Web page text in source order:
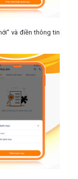
và điền thông tin